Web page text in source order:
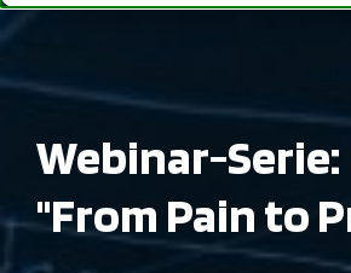
Webinar-Serie:
"From Pain to